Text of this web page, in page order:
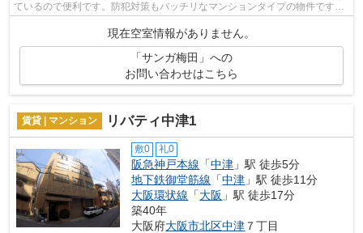
ているので便利です。防犯対策もバッチリなマンションタイプの物件です。
現在空室情報がありません。
「サンガ梅田」への
お問い合わせはこちら
賃貸 | マンション リバティ中津1
敷0 礼0
阪急神戸本線 「中津 」駅 徒歩5分
地下鉄御堂筋線 「中津 」駅 徒歩11分
大阪環状線 「大阪 」駅 徒歩17分
築40年
大阪府大阪市北区中津 ７丁目